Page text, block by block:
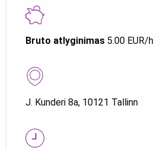
Bruto atlyginimas 5.00 EUR/h
J. Kunderi 8a, 10121 Tallinn